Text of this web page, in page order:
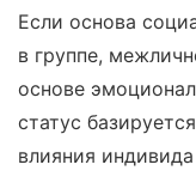
Если основа
в группе,
основе
статус
влияния